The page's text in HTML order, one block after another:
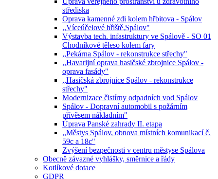
střediska
Oprava kamenné zdi kolem hřbitova - Spálov
,,Víceúčelové hřiště,Spálov"
Výstavba tech. infastruktury ve Spálově - SO 01
Chodníkové těleso kolem fary
,,Pekárna Spálov - rekonstrukce střechy"
,,Havarijní oprava hasičské zbrojnice Spálov -
oprava fasády"
,,Hasičská zbrojnice Spálov - rekonstrukce
střechy"
Modernizace čistírny odpadních vod Spálov
Spálov - Dopravní automobil s požárním
přívěsem nákladním"
Úprava Panské zahrady II. etapa
,,Městys Spálov, obnova místních komunikací č.
59c a 18c"
Zvýšení bezpečnosti v centru městyse Spálova
Obecně závazné vyhlášky, směrnice a řády
Kotlíkové dotace
GDPR